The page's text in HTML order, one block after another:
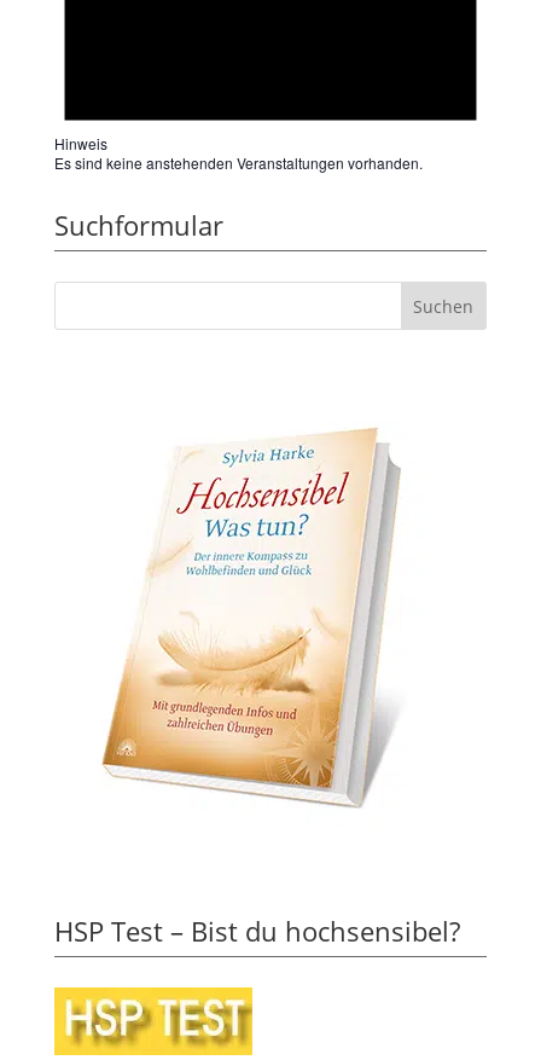
Hinweis
Es sind keine anstehenden Veranstaltungen vorhanden.
Suchformular
HSP Test – Bist du hochsensibel?